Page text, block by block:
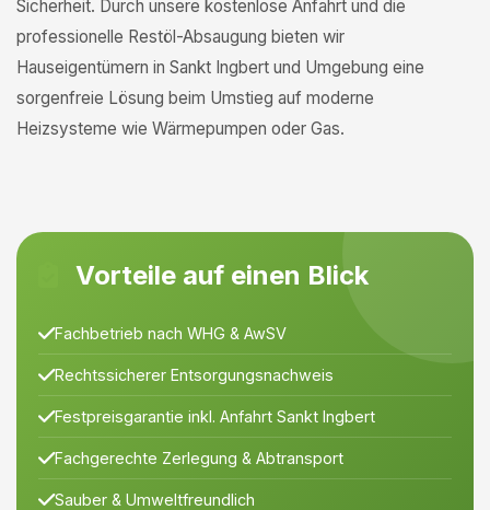
Sicherheit. Durch unsere kostenlose Anfahrt und die
professionelle Restöl-Absaugung bieten wir
Hauseigentümern in Sankt Ingbert und Umgebung eine
sorgenfreie Lösung beim Umstieg auf moderne
Heizsysteme wie Wärmepumpen oder Gas.
Vorteile auf einen Blick
Fachbetrieb nach WHG & AwSV
Rechtssicherer Entsorgungsnachweis
Festpreisgarantie inkl. Anfahrt Sankt Ingbert
Fachgerechte Zerlegung & Abtransport
Sauber & Umweltfreundlich